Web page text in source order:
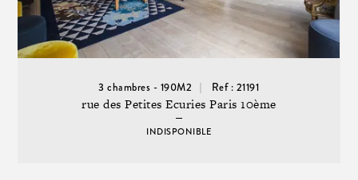
3 chambres - 190M2 Ref : 21191
rue des Petites Ecuries Paris 10ème
INDISPONIBLE